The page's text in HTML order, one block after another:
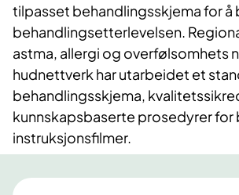
tilpasset behandlingsskjema for å
behandlingsetterlevelsen.
astma, allergi og overfølsomhets
hudnettverk har utarbeidet et
behandlingsskjema,
kunnskapsbaserte prosedyrer for
instruksjonsfilmer.